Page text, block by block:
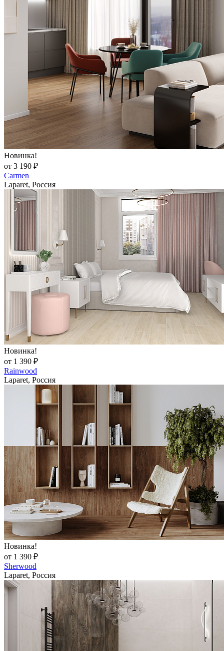
Новинка!
от 3 190 ₽
Carmen
Laparet, Россия
Новинка!
от 1 390 ₽
Rainwood
Laparet, Россия
Новинка!
от 1 390 ₽
Sherwood
Laparet, Россия